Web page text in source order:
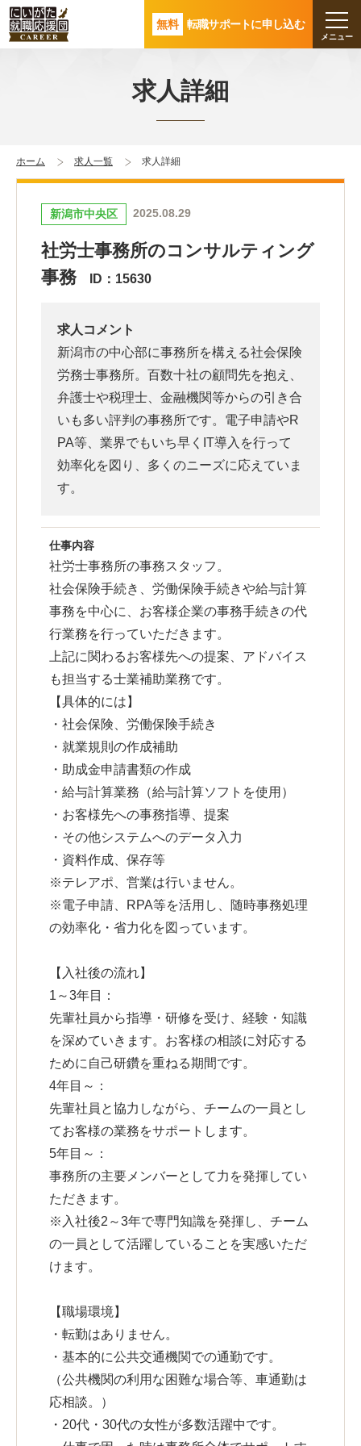
無料 転職サポートに申し込む
求人詳細
ホーム 求人一覧 求人詳細
新潟市中央区 2025.08.29
社労士事務所のコンサルティング
事務
ID：15630
求人コメント
新潟市の中心部に事務所を構える社会保険
労務士事務所。百数十社の顧問先を抱え、
弁護士や税理士、金融機関等からの引き合
いも多い評判の事務所です。電子申請やR
PA等、業界でもいち早くIT導入を行って
効率化を図り、多くのニーズに応えていま
す。
仕事内容
社労士事務所の事務スタッフ。
社会保険手続き、労働保険手続きや給与計算
事務を中心に、お客様企業の事務手続きの代
行業務を行っていただきます。
上記に関わるお客様先への提案、アドバイス
も担当する士業補助業務です。
【具体的には】
・社会保険、労働保険手続き
・就業規則の作成補助
・助成金申請書類の作成
・給与計算業務（給与計算ソフトを使用）
・お客様先への事務指導、提案
・その他システムへのデータ入力
・資料作成、保存等
※テレアポ、営業は行いません。
※電子申請、RPA等を活用し、随時事務処理
の効率化・省力化を図っています。
【入社後の流れ】
1～3年目：
先輩社員から指導・研修を受け、経験・知識
を深めていきます。お客様の相談に対応する
ために自己研鑽を重ねる期間です。
4年目～：
先輩社員と協力しながら、チームの一員とし
てお客様の業務をサポートします。
5年目～：
事務所の主要メンバーとして力を発揮してい
ただきます。
※入社後2～3年で専門知識を発揮し、チーム
の一員として活躍していることを実感いただ
けます。
【職場環境】
・転勤はありません。
・基本的に公共交通機関での通勤です。
（公共機関の利用な困難な場合等、車通勤は
応相談。）
・20代・30代の女性が多数活躍中です。